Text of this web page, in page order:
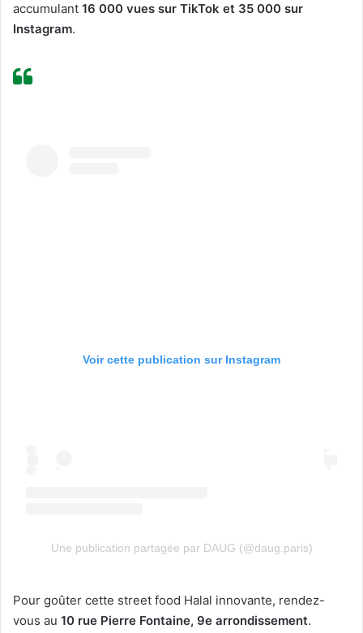
accumulant 16 000 vues sur TikTok et 35 000 sur
Instagram.
Voir cette publication sur Instagram
Une publication partagée par DAUG (@daug.paris)
Pour goûter cette street food Halal innovante, rendez-
vous au 10 rue Pierre Fontaine, 9e arrondissement.